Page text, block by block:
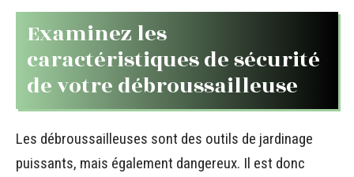
Examinez les
caractéristiques de sécurité
de votre débroussailleuse
Les débroussailleuses sont des outils de jardinage
puissants, mais également dangereux. Il est donc